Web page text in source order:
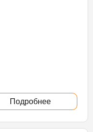
Подробнее